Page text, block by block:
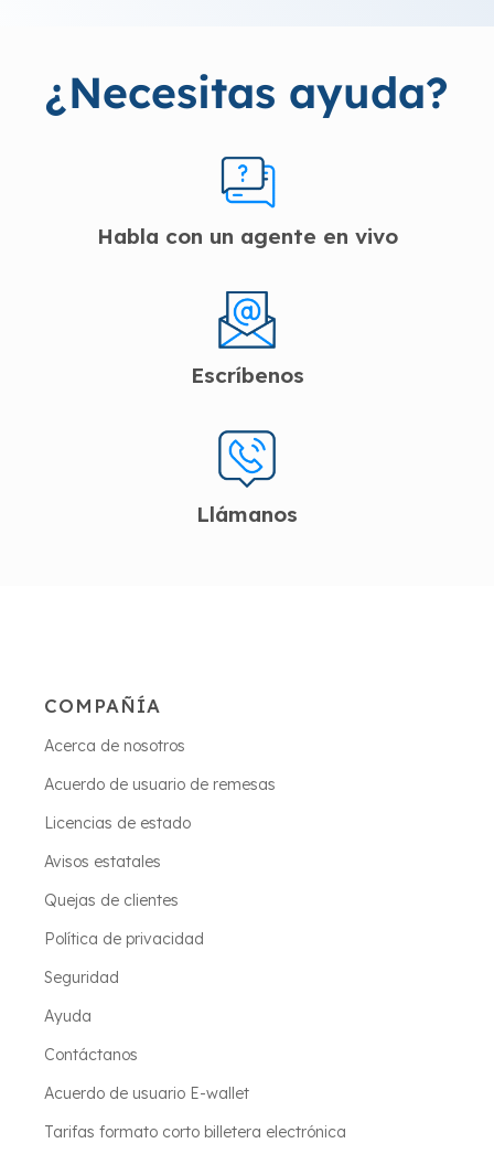
¿Necesitas ayuda?
Habla con un agente en vivo
Escríbenos
Llámanos
COMPAÑÍA
Acerca de nosotros
Acuerdo de usuario de remesas
Licencias de estado
Avisos estatales
Quejas de clientes
Política de privacidad
Seguridad
Ayuda
Contáctanos
Acuerdo de usuario E-wallet
Tarifas formato corto billetera electrónica